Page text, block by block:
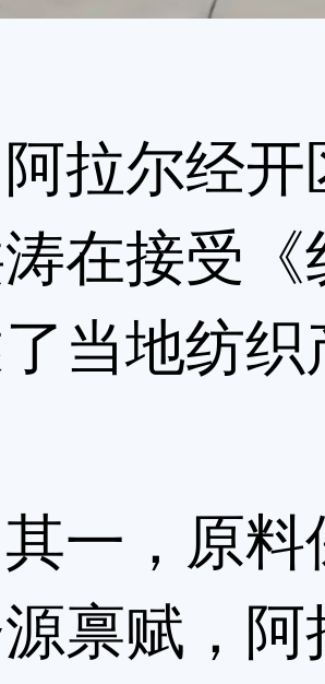
尔经开
在接受
当地纺
，原料
禀赋，